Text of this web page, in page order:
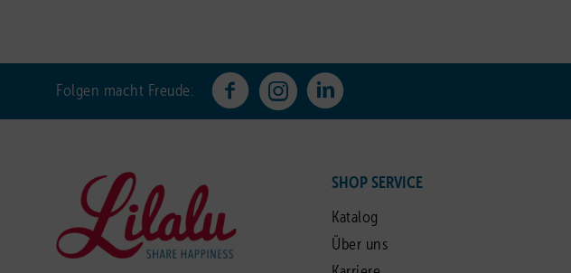
Folgen macht Freude:
SHOP SERVICE
Katalog
Über uns